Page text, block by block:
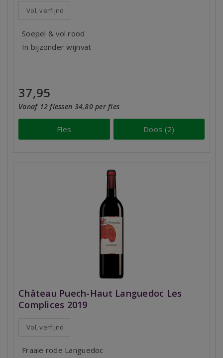
Vol, verfijnd
Soepel & vol rood
In bijzonder wijnvat
37,95
Vanaf 12 flessen 34,80 per fles
Fles Doos (2)
Château Puech-Haut Languedoc Les
Complices 2019
Vol, verfijnd
Fraaie rode Languedoc